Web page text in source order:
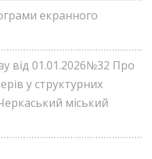
екранного
від 01.01.2026№32 Про
у структурних
міський